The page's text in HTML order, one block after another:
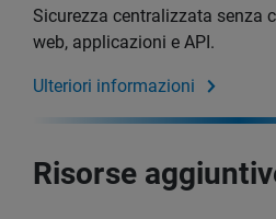
Sicurezza centralizzata senza
web, applicazioni e API.
Ulteriori informazioni
Risorse